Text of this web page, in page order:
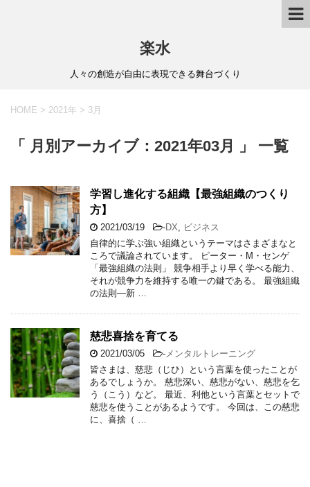
楽水
人々の創造が自由に表現できる舞台づくり
HOME > 2021年 > 3月
「 月別アーカイブ：2021年03月 」 一覧
学習し進化する組織【最強組織のつくり
方】
2021/03/19 -DX
ビジネス
自律的に学ぶ強い組織というテーマはさまざまなと
ころで議論されています。 ピーター・M・センゲ
「最強組織の法則」 競争相手より早く学べる能力、
それが競争力を維持する唯一の鍵である。 最強組織
の法則―新 …
慈悲喜捨を育てる
2021/03/05 - メンタルトレーニング
皆さまは、慈悲（じひ）という言葉を使ったことが
あるでしょうか。 慈悲深い、慈悲がない、慈悲を乞
う（こう）など。 最近、利他という言葉とセットで
慈悲を使うことがあるようです。 今回は、この慈悲
に、喜捨（ …